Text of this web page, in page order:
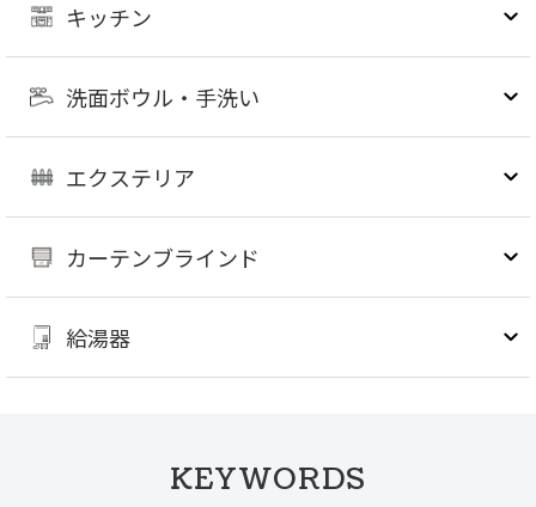
キッチン
洗面ボウル・手洗い
エクステリア
カーテンブラインド
給湯器
KEYWORDS